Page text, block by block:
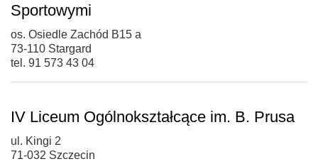
Sportowymi
os. Osiedle Zachód B15 a
73-110 Stargard
tel. 91 573 43 04
IV Liceum Ogólnokształcące im. B. Prusa
ul. Kingi 2
71-032 Szczecin